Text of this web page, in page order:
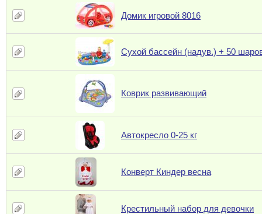
Домик игровой 8016
Сухой бассейн (надув.) + 50
Коврик развивающий
Автокресло 0-25 кг
Конверт Киндер весна
Крестильный набор для девочки